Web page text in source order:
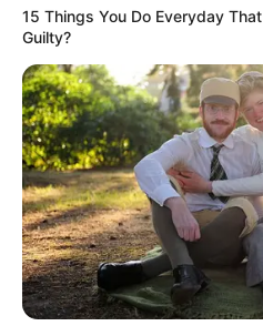
Bollywood’s Boldest
BRAINBERRIES
15 Things You Do Everyday
Guilty?